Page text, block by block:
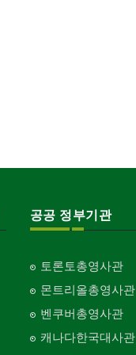
공공 정부기관
토론토총영사관
몬트리올총영사관
벤쿠버총영사관
캐나다한국대사관